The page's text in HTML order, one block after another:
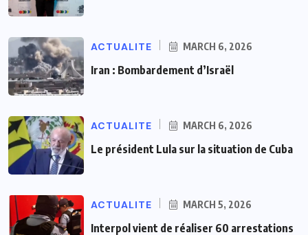
ACTUALITE MARCH 6, 2026
Iran : Bombardement d’Israël
ACTUALITE MARCH 6, 2026
Le président Lula sur la situation de Cuba
ACTUALITE MARCH 5, 2026
Interpol vient de réaliser 60 arrestations